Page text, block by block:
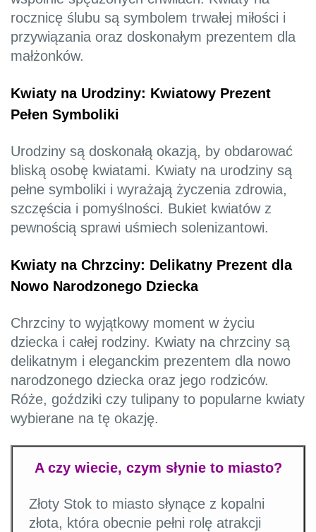
rocznicę ślubu są symbolem trwałej miłości i
przywiązania oraz doskonałym prezentem dla
małżonków.
Kwiaty na Urodziny: Kwiatowy Prezent
Pełen Symboliki
Urodziny są doskonałą okazją, by obdarować
bliską osobę kwiatami. Kwiaty na urodziny są
pełne symboliki i wyrażają życzenia zdrowia,
szczęścia i pomyślności. Bukiet kwiatów z
pewnością sprawi uśmiech solenizantowi.
Kwiaty na Chrzciny: Delikatny Prezent dla
Nowo Narodzonego Dziecka
Chrzciny to wyjątkowy moment w życiu
dziecka i całej rodziny. Kwiaty na chrzciny są
delikatnym i eleganckim prezentem dla nowo
narodzonego dziecka oraz jego rodziców.
Róże, goździki czy tulipany to popularne kwiaty
wybierane na tę okazję.
A czy wiecie, czym słynie to miasto?
Złoty Stok to miasto słynące z kopalni
złota, która obecnie pełni rolę atrakcji